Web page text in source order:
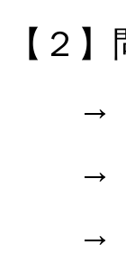
【２
→ 先
→ ど
→ 先